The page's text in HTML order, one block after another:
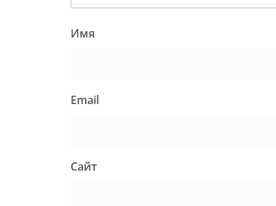
Имя
Email
Сайт